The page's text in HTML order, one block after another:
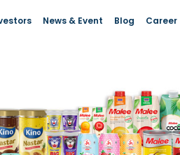
News & Event Blog Career